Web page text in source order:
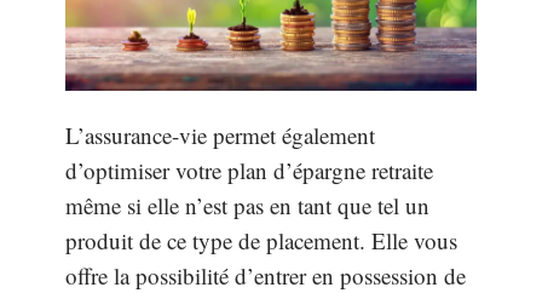
L’assurance-vie permet également
d’optimiser votre plan d’épargne retraite
même si elle n’est pas en tant que tel un
produit de ce type de placement. Elle vous
offre la possibilité d’entrer en possession de